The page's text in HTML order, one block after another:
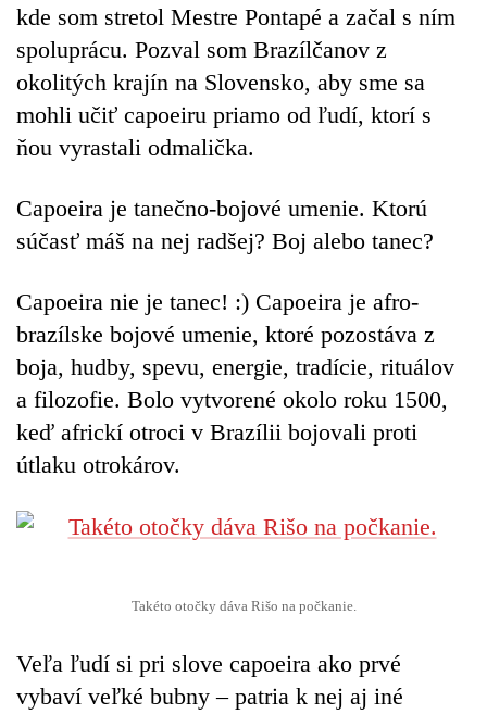
kde som stretol Mestre Pontapé a začal s ním
spoluprácu. Pozval som Brazílčanov z
okolitých krajín na Slovensko, aby sme sa
mohli učiť capoeiru priamo od ľudí, ktorí s
ňou vyrastali odmalička.
Capoeira je tanečno-bojové umenie. Ktorú
súčasť máš na nej radšej? Boj alebo tanec?
Capoeira nie je tanec! :) Capoeira je afro-
brazílske bojové umenie, ktoré pozostáva z
boja, hudby, spevu, energie, tradície, rituálov
a filozofie. Bolo vytvorené okolo roku 1500,
keď africkí otroci v Brazílii bojovali proti
útlaku otrokárov.
Takéto otočky dáva Rišo na počkanie.
Veľa ľudí si pri slove capoeira ako prvé
vybaví veľké bubny – patria k nej aj iné